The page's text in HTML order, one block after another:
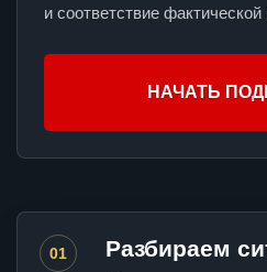
и соответствие фактической
НАЧАТЬ
01 Разбираем